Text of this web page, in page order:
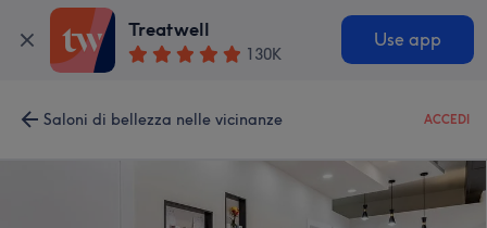
Treatwell
130K
Use app
Saloni di bellezza nelle vicinanze ACCEDI